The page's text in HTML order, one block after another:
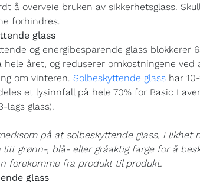
å overveie bruken av sikkerhetsglass.
forhindres.
glass
og energibesparende glass blokkerer
hele året, og reduserer omkostningene
om vinteren. Solbeskyttende glass har
et lysinnfall på hele 70% for Basic
lags glass).
på at solbeskyttende glass, i likhet
litt grønn-, blå- eller gråaktig farge for å
forekomme fra produkt til produkt.
glass